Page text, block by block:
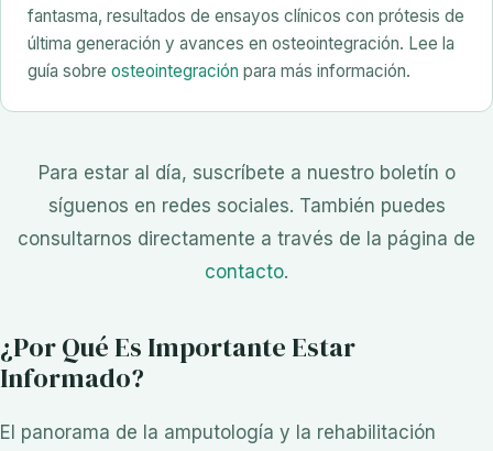
fantasma, resultados de ensayos clínicos con prótesis de
última generación y avances en osteointegración. Lee la
guía sobre osteointegración para más información.
Para estar al día, suscríbete a nuestro boletín o
síguenos en redes sociales. También puedes
consultarnos directamente a través de la página de
contacto.
¿Por Qué Es Importante Estar
Informado?
El panorama de la amputología y la rehabilitación